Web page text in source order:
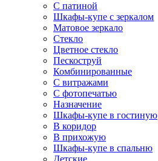
С патиной
Шкафы-купе с зеркалом
Матовое зеркало
Стекло
Цветное стекло
Пескоструй
Комбинированные
С витражами
С фотопечатью
Назначение
Шкафы-купе в гостиную
В коридор
В прихожую
Шкафы-купе в спальню
Детские